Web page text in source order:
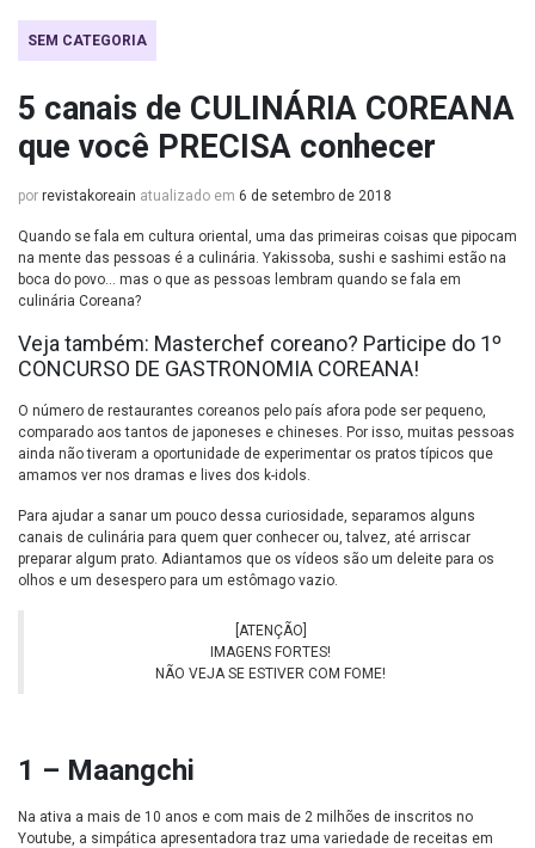
SEM CATEGORIA
5 canais de CULINÁRIA COREANA
que você PRECISA conhecer
por revistakoreain atualizado em 6 de setembro de 2018
Quando se fala em cultura oriental, uma das primeiras coisas que pipocam
na mente das pessoas é a culinária. Yakissoba, sushi e sashimi estão na
boca do povo… mas o que as pessoas lembram quando se fala em
culinária Coreana?
Veja também: Masterchef coreano? Participe do 1º
CONCURSO DE GASTRONOMIA COREANA!
O número de restaurantes coreanos pelo país afora pode ser pequeno,
comparado aos tantos de japoneses e chineses. Por isso, muitas pessoas
ainda não tiveram a oportunidade de experimentar os pratos típicos que
amamos ver nos dramas e lives dos k-idols.
Para ajudar a sanar um pouco dessa curiosidade, separamos alguns
canais de culinária para quem quer conhecer ou, talvez, até arriscar
preparar algum prato. Adiantamos que os vídeos são um deleite para os
olhos e um desespero para um estômago vazio.
[ATENÇÃO]
IMAGENS FORTES!
NÃO VEJA SE ESTIVER COM FOME!
1 – Maangchi
Na ativa a mais de 10 anos e com mais de 2 milhões de inscritos no
Youtube, a simpática apresentadora traz uma variedade de receitas em